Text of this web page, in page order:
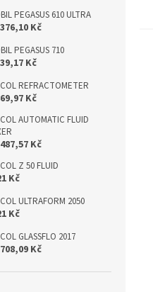
PEGASUS 610 ULTRA
Kč
PEGASUS 710
Kč
REFRACTOMETER
Kč
AUTOMATIC FLUID
Kč
Z 50 FLUID
Kč
ULTRAFORM 2050
Kč
GLASSFLO 2017
Kč